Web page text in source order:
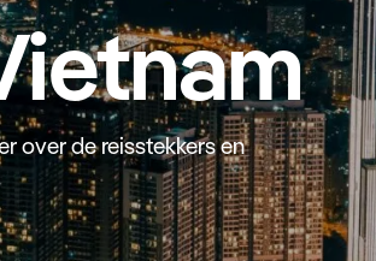
over de reisstekkers en